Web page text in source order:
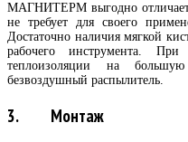
МАГНИТЕРМ выгодно
не требует для своего
Достаточно наличия мягкой
рабочего инструмента. При
теплоизоляции на
безвоздушный распылитель.
3. Монтаж